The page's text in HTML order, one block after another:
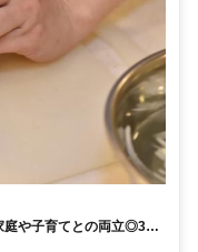
庭や子育てとの両立◎30